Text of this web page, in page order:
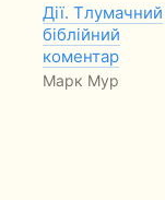
Дії. Тлумачний
біблійний
коментар
Марк Мур